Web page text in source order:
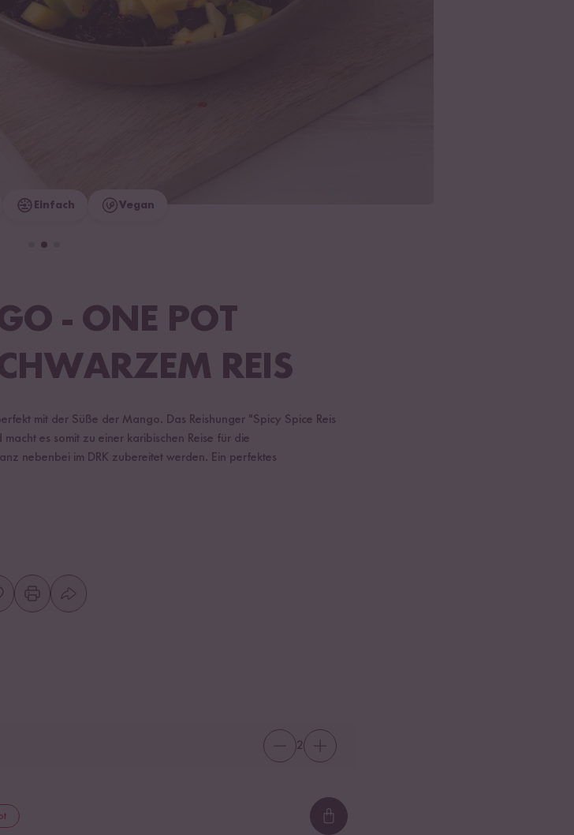
Einfach Vegan
- ONE POT
REIS
mit der Süße der Mango. Das Reishunger "Spicy Spice Reis
es somit zu einer karibischen Reise für die
nebenbei im DRK zubereitet werden. Ein perfektes
2
Loading...